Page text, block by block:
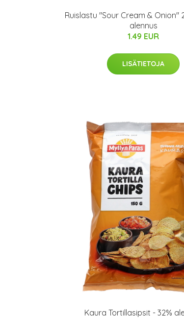
Ruislastu "Sour Cream & Onion"
alennus
1.49 EUR
LISÄTIETOJA
Kaura Tortillasipsit - 32%